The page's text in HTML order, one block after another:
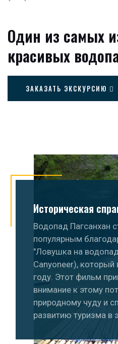
Один из самых
красивых
ЗАКАЗАТЬ ЭКСКУРСИЮ
Историческая
Водопад Пагсанхан
популярным
"Ловушка на
Canyoneer),
году. Этот фильм
внимание к этому
природному чуду и
развитию туризма в